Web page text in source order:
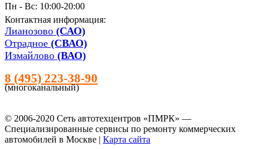
Пн - Вс: 10:00-20:00
Контактная информация:
Лианозово (САО)
Отрадное (СВАО)
Измайлово (ВАО)
8 (495) 223-38-90
(многоканальный)
© 2006-2020 Сеть автотехцентров «ПМРК» —
Специализированные сервисы по ремонту коммерческих
автомобилей в Москве | Карта сайта